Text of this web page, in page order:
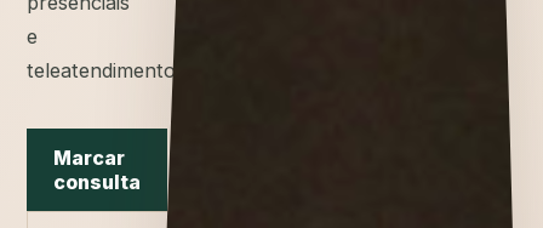
e
teleatendimento.
Marcar
consulta